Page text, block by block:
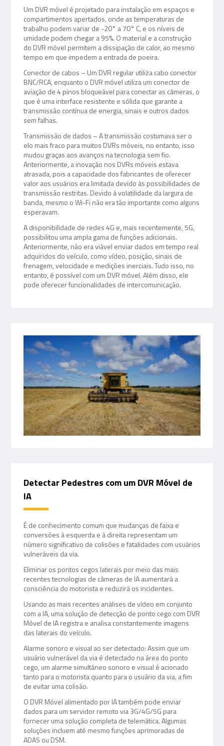
Um DVR móvel é projetado para instalação em espaços e
compartimentos apertados, onde as temperaturas de
trabalho podem variar de -20° a 70° C, e os níveis de
umidade podem chegar a 95%. O material e a construção
do DVR móvel permitem a dissipação de calor, ao mesmo
tempo em que impedem a entrada de poeira.
Conector de cabos – Um DVR regular utiliza cabo conector
BNC/RCA, enquanto o DVR móvel utiliza um conector de
aviação de 4 pinos bloqueável para conectar as câmeras, o
que é uma interface resistente e sólida que garante a
transmissão contínua de energia, sinais e outros dados
sem falhas.
Transmissão de dados – A transmissão costumava ser o
elo mais fraco para muitos DVRs móveis, no entanto, isso
mudou graças aos avanços na tecnologia sem fio.
Anteriormente, a inovação nos DVRs móveis estava
atrasada, pois a capacidade dos fabricantes de oferecer
valor aos usuários era limitada devido às possibilidades de
transmissão restritas. Devido à volatilidade da largura de
banda, mesmo o Wi-Fi não era tão importante como alguns
esperavam.
A disponibilidade de redes 4G e, mais recentemente, 5G,
possibilitou uma ampla gama de funções adicionais.
Anteriormente, não era viável enviar dados em tempo real
adquiridos do veículo, como vídeo, posição, sinais de
frenagem, velocidade e medições inerciais. Tudo isso, no
entanto, é possível com um DVR móvel. Além disso, ele
pode oferecer funcionalidades de intercomunicação.
Detectar Pedestres com um DVR Móvel de
IA
É de conhecimento comum que mudanças de faixa e
conversões à esquerda e à direita representam um
número significativo de colisões e fatalidades com usuários
vulneráveis da via.
Eliminar os pontos cegos laterais por meio das mais
recentes tecnologias de câmeras de IA aumentará a
consciência do motorista e reduzirá os incidentes.
Usando as mais recentes análises de vídeo em conjunto
com a IA, uma solução de detecção de ponto cego com DVR
Móvel de IA registra e analisa constantemente imagens
das laterais do veículo.
Alarme sonoro e visual ao ser detectado: Assim que um
usuário vulnerável da via é detectado na área do ponto
cego, um alarme simultâneo sonoro e visual é acionado
tanto para o motorista quanto para o usuário da via, a fim
de evitar uma colisão.
O DVR Móvel alimentado por IA também pode enviar
dados para um servidor remoto via 3G/4G/5G para
fornecer uma solução completa de telemática. Algumas
soluções incluem até mesmo funções aprimoradas de
ADAS ou DSM.